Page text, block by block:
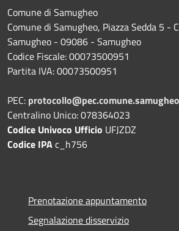
Comune di Samugheo
Comune di Samugheo, Piazza Sedda 5 -
Samugheo - 09086 - Samugheo
Codice Fiscale: 00073500951
Partita IVA: 00073500951
PEC:
Centralino Unico: 078364023
Codice Univoco Ufficio UFJZDZ
Codice IPAc_h756
Prenotazione appuntamento
Segnalazione disservizio